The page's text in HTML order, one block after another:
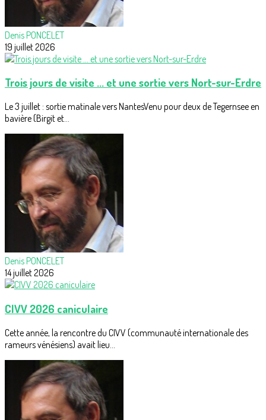
Denis PONCELET
19 juillet 2026
Trois jours de visite ... et une sortie vers Nort-sur-Erdre
Le 3 juillet : sortie matinale vers NantesVenu pour deux de Tegernsee en
bavière (Birgit et...
Denis PONCELET
14 juillet 2026
CIVV 2026 caniculaire
Cette année, la rencontre du CIVV (communauté internationale des
rameurs vénésiens) avait lieu...